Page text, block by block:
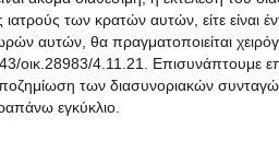
των κρατών αυτών, είτε είναι
αυτών, θα πραγματοποιείται
οικ.28983/4.11.21. Επισυνάπτουμε
των διασυνοριακών
εγκύκλιο.